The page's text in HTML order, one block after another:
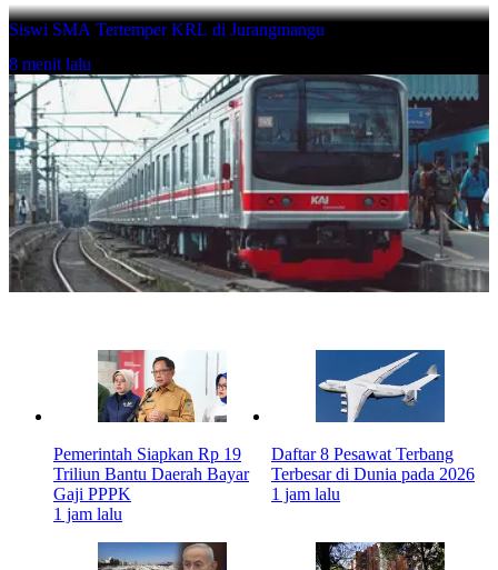
Siswi SMA Tertemper KRL di Jurangmangu
8 menit lalu
Pemerintah Siapkan Rp 19
Triliun Bantu Daerah Bayar
Gaji PPPK
1 jam lalu
Daftar 8 Pesawat Terbang
Terbesar di Dunia pada 2026
1 jam lalu